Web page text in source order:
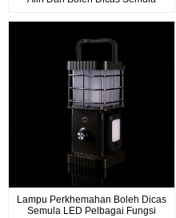
Dalam Dan Luar
Lampu Perkhemahan Boleh Dicas
Semula LED Pelbagai Fungsi